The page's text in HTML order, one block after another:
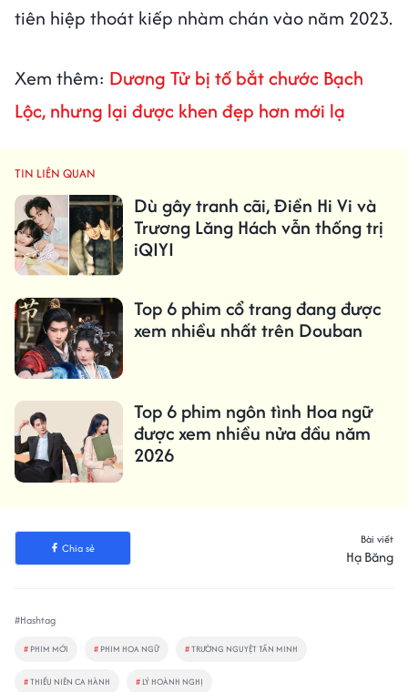
tiên hiệp thoát kiếp nhàm chán vào năm 2023.
Xem thêm: Dương Tử bị tố bắt chước Bạch
Lộc, nhưng lại được khen đẹp hơn mới lạ
TIN LIÊN QUAN
Dù gây tranh cãi, Điền Hi Vi và
Trương Lăng Hách vẫn thống trị
iQIYI
Top 6 phim cổ trang đang được
xem nhiều nhất trên Douban
Top 6 phim ngôn tình Hoa ngữ
được xem nhiều nửa đầu năm
2026
Chia sẻ
Bài viết
Hạ Băng
#Hashtag
# PHIM MỚI # PHIM HOA NGỮ #TRƯỜNG NGUYỆT TẦN MINH
#THIẾU NIÊN CA HÀNH # LÝ HOÀNH NGHỊ